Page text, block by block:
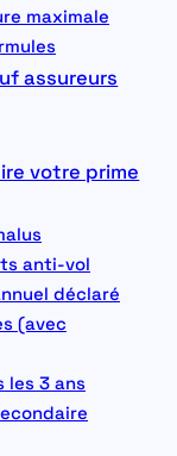
maximale
assureurs
votre prime
anti-vol
déclaré
(avec
les 3 ans